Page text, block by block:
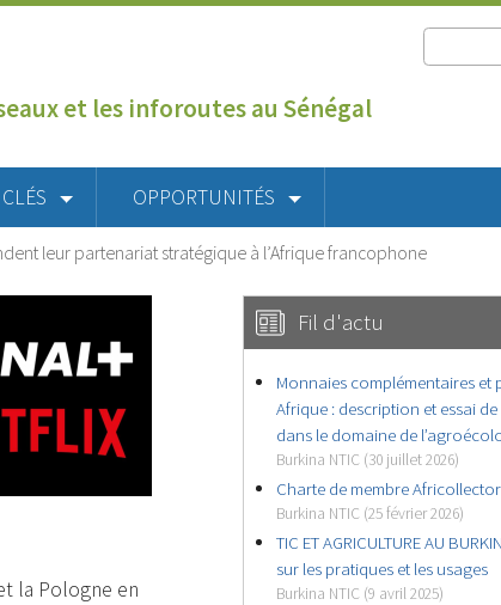
et les inforoutes au Sénégal
OPPORTUNITÉS
leur partenariat stratégique à l’Afrique francophone
la Pologne en
Fil d'actu
Monnaies complémentaires et
Afrique : description et essai
dans le domaine de
Burkina NTIC (30 juillet 2026)
Charte de membre Africollector
Burkina NTIC (25 février 2026)
TIC ET AGRICULTURE AU
sur les pratiques et les usages
Burkina NTIC (9 avril 2025)